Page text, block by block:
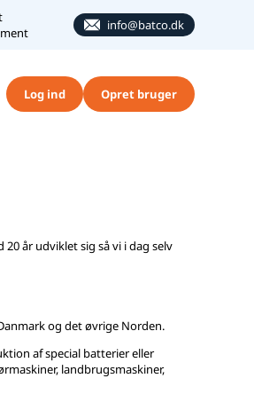
info@batco.dk
Log ind Opret bruger
år udviklet sig så vi i dag selv
og det øvrige Norden.
af special batterier eller
landbrugsmaskiner,